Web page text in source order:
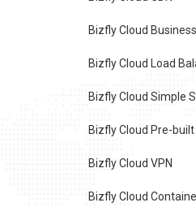
Bizfly Cloud
Bizfly Cloud Load
Bizfly Cloud Simple
Bizfly Cloud Pre-
Bizfly Cloud VPN
Bizfly Cloud